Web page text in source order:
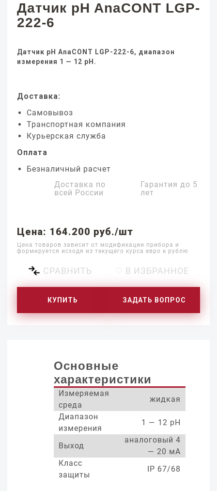
Датчик pH AnaCONT LGP-
222-6
Датчик pH AnaCONT LGP-222-6, диапазон
измерения 1 — 12 pH.
Доставка:
Самовывоз
Транспортная компания
Курьерская служба
Оплата
Безналичный расчет
Доставка по
всей России
Гарантия до 5
лет
Цена: 164.200 руб./шт
Цена товаров зависит от модификации прибора и
формируется исходя из текущего курса евро к рублю
СРАВНИТЬ ♡ В ИЗБРАННОЕ
КУПИТЬ ЗАДАТЬ ВОПРОС
Основные
характеристики
Измеряемая
среда
жидкая
Диапазон
измерения
1 — 12 pH
Выход
аналоговый 4
— 20 мА
Класс
защиты
IP 67/68